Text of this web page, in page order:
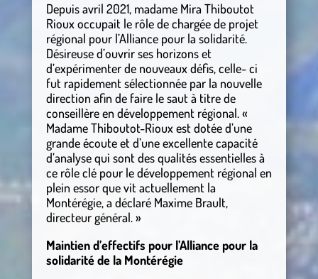
Depuis avril 2021, madame Mira Thiboutot
Rioux occupait le rôle de chargée de projet
régional pour l’Alliance pour la solidarité.
Désireuse d’ouvrir ses horizons et
d’expérimenter de nouveaux défis, celle- ci
fut rapidement sélectionnée par la nouvelle
direction afin de faire le saut à titre de
conseillère en développement régional. «
Madame Thiboutot-Rioux est dotée d’une
grande écoute et d’une excellente capacité
d’analyse qui sont des qualités essentielles à
ce rôle clé pour le développement régional en
plein essor que vit actuellement la
Montérégie, a déclaré Maxime Brault,
directeur général. »
Maintien d’effectifs pour l’Alliance pour la
solidarité de la Montérégie